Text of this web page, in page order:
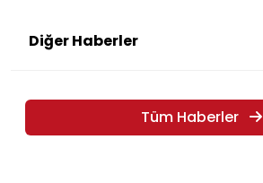
Diğer Haberler
Tüm Haberler